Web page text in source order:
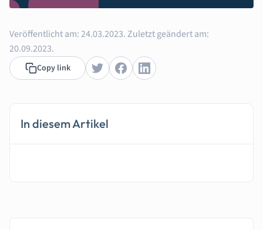
Veröffentlicht am:24.03.2023.Zuletzt geändert am:
20.09.2023.
Copy link
In diesem Artikel